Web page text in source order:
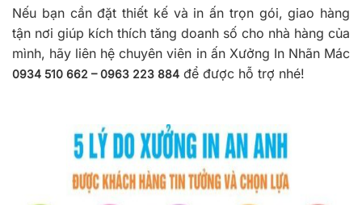
Nếu bạn cần đặt thiết kế và in ấn trọn gói, giao hàng
tận nơi giúp kích thích tăng doanh số cho nhà hàng của
mình, hãy liên hệ chuyên viên in ấn Xưởng In Nhãn Mác
0934 510 662 – 0963 223 884 để được hỗ trợ nhé!